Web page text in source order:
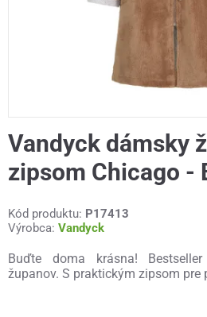
Vandyck dámsky
zipsom Chicago -
Kód produktu: P17413
Výrobca: Vandyck
Buďte doma krásna!
županov. S praktickým zipsom pre